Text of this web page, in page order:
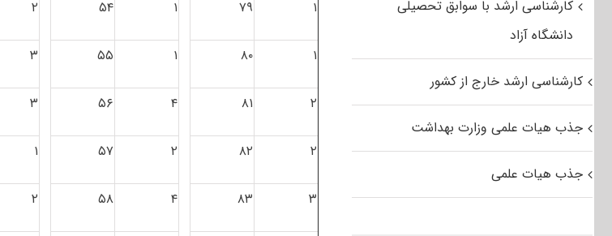
۱ ۷۹ ۱ ۵۴ ۲
۱ ۸۰ ۱ ۵۵ ۳
۲ ۸۱ ۴ ۵۶ ۳
۲ ۸۲ ۲ ۵۷ ۱
۳ ۸۳ ۴ ۵۸ ۲
کارشناسی ارشد با سوابق تحصیلی
دانشگاه آزاد
کارشناسی ارشد خارج از کشور
جذب هیات علمی وزارت بهداشت
جذب هیات علمی